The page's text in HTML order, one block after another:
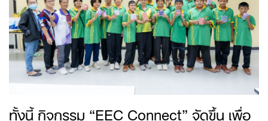
ทั้งนี้ กิจกรรม “EEC Connect” จัดขึ้น เพื่อ